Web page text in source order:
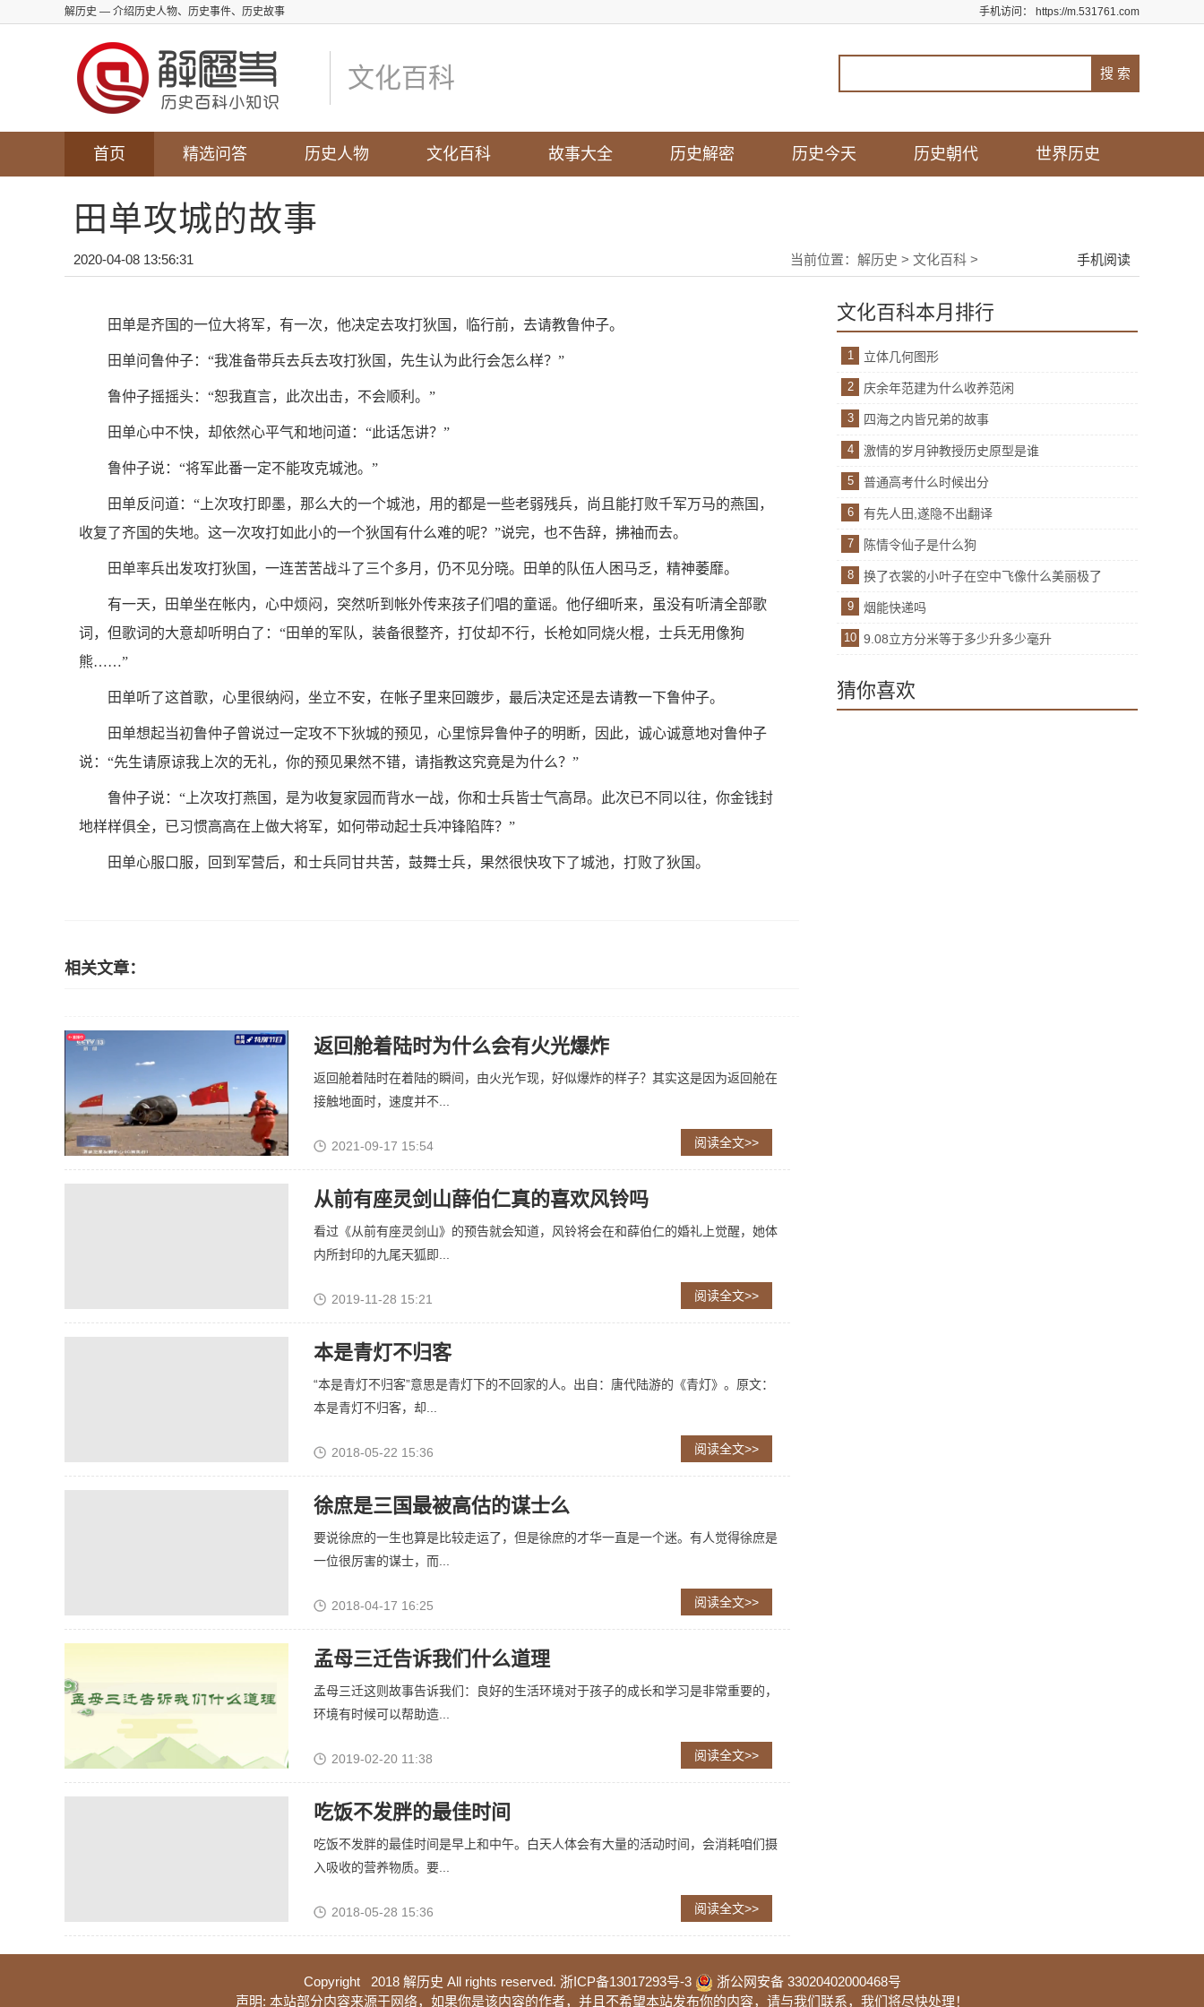
解历史 — 介绍历史人物、历史事件、历史故事 手机访问： https://m.531761.com
文化百科
首页 精选问答 历史人物 文化百科 故事大全 历史解密 历史今天 历史朝代 世界历史
田单攻城的故事
2020-04-08 13:56:31 当前位置： 解历史 > 文化百科 > 手机阅读
田单是齐国的一位大将军，有一次，他决定去攻打狄国，临行前，去请教鲁仲子。
田单问鲁仲子：“我准备带兵去兵去攻打狄国，先生认为此行会怎么样？”
鲁仲子摇摇头：“恕我直言，此次出击，不会顺利。”
田单心中不快，却依然心平气和地问道：“此话怎讲？”
鲁仲子说：“将军此番一定不能攻克城池。”
田单反问道：“上次攻打即墨，那么大的一个城池，用的都是一些老弱残兵，尚且能打败千军万马的燕国，
收复了齐国的失地。这一次攻打如此小的一个狄国有什么难的呢？”说完，也不告辞，拂袖而去。
田单率兵出发攻打狄国，一连苦苦战斗了三个多月，仍不见分晓。田单的队伍人困马乏，精神萎靡。
有一天，田单坐在帐内，心中烦闷，突然听到帐外传来孩子们唱的童谣。他仔细听来，虽没有听清全部歌
词，但歌词的大意却听明白了：“田单的军队，装备很整齐，打仗却不行，长枪如同烧火棍，士兵无用像狗
熊……”
田单听了这首歌，心里很纳闷，坐立不安，在帐子里来回踱步，最后决定还是去请教一下鲁仲子。
田单想起当初鲁仲子曾说过一定攻不下狄城的预见，心里惊异鲁仲子的明断，因此，诚心诚意地对鲁仲子
说：“先生请原谅我上次的无礼，你的预见果然不错，请指教这究竟是为什么？”
鲁仲子说：“上次攻打燕国，是为收复家园而背水一战，你和士兵皆士气高昂。此次已不同以往，你金钱封
地样样俱全，已习惯高高在上做大将军，如何带动起士兵冲锋陷阵？”
田单心服口服，回到军营后，和士兵同甘共苦，鼓舞士兵，果然很快攻下了城池，打败了狄国。
相关文章：
返回舱着陆时为什么会有火光爆炸
返回舱着陆时在着陆的瞬间，由火光乍现，好似爆炸的样子？其实这是因为返回舱在
接触地面时，速度并不...
2021-09-17 15:54 阅读全文>>
从前有座灵剑山薛伯仁真的喜欢风铃吗
看过《从前有座灵剑山》的预告就会知道，风铃将会在和薛伯仁的婚礼上觉醒，她体
内所封印的九尾天狐即...
2019-11-28 15:21 阅读全文>>
本是青灯不归客
“本是青灯不归客”意思是青灯下的不回家的人。出自：唐代陆游的《青灯》。原文：
本是青灯不归客，却...
2018-05-22 15:36 阅读全文>>
徐庶是三国最被高估的谋士么
要说徐庶的一生也算是比较走运了，但是徐庶的才华一直是一个迷。有人觉得徐庶是
一位很厉害的谋士，而...
2018-04-17 16:25 阅读全文>>
孟母三迁告诉我们什么道理
孟母三迁这则故事告诉我们：良好的生活环境对于孩子的成长和学习是非常重要的，
环境有时候可以帮助造...
2019-02-20 11:38 阅读全文>>
吃饭不发胖的最佳时间
吃饭不发胖的最佳时间是早上和中午。白天人体会有大量的活动时间，会消耗咱们摄
入吸收的营养物质。要...
2018-05-28 15:36 阅读全文>>
文化百科本月排行
1 立体几何图形
2 庆余年范建为什么收养范闲
3 四海之内皆兄弟的故事
4 激情的岁月钟教授历史原型是谁
5 普通高考什么时候出分
6 有先人田,遂隐不出翻译
7 陈情令仙子是什么狗
8 换了衣裳的小叶子在空中飞像什么美丽极了
9 烟能快递吗
10 9.08立方分米等于多少升多少毫升
猜你喜欢
Copyright 2018 解历史 All rights reserved. 浙ICP备13017293号-3
浙公网安备 33020402000468号
声明: 本站部分内容来源于网络，如果你是该内容的作者，并且不希望本站发布你的内容，请与我们联系，我们将尽快处理！